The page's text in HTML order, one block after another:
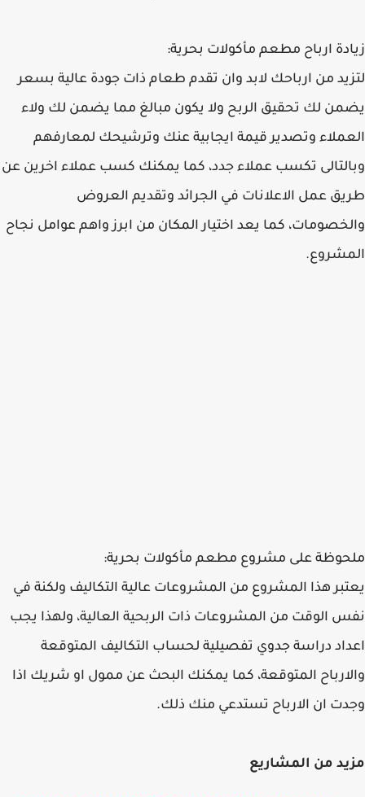
زيادة ارباح مطعم مأكولات بحرية:
لتزيد من ارباحك لابد وان تقدم طعام ذات جودة عالية بسعر
يضمن لك تحقيق الربح ولا يكون مبالغ مما يضمن لك ولاء
العملاء وتصدير قيمة ايجابية عنك وترشيحك لمعارفهم
وبالتالى تكسب عملاء جدد، كما يمكنك كسب عملاء اخرين عن
طريق عمل الاعلانات في الجرائد وتقديم العروض
والخصومات، كما يعد اختيار المكان من ابرز واهم عوامل نجاح
المشروع.
ملحوظة على مشروع مطعم مأكولات بحرية:
يعتبر هذا المشروع من المشروعات عالية التكاليف ولكنة في
نفس الوقت من المشروعات ذات الربحية العالية، ولهذا يجب
اعداد دراسة جدوي تفصيلية لحساب التكاليف المتوقعة
والارباح المتوقعة، كما يمكنك البحث عن ممول او شريك اذا
وجدت ان الارباح تستدعي منك ذلك.
مزيد من المشاريع